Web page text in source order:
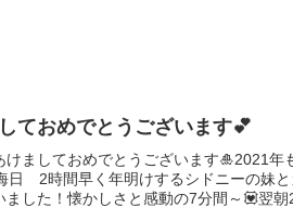
ておめでとうございます💕
ましておめでとうございます🎍2021
2時間早く年明けするシドニーの妹と
ました！懐かしさと感動の7分間～💟翌朝